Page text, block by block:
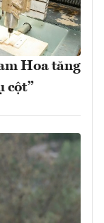
Hoa tăng
cột”